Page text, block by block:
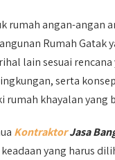
rumah angan-angan
Rumah Gatak
lain sesuai
serta
rumah khayalan
KontraktorJasa
yang harus